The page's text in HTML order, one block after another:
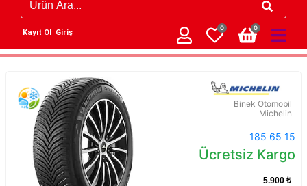
Kayıt Ol Giriş
0 0
Binek Otomobil
Michelin
185 65 15
Ücretsiz Kargo
5.900 ₺